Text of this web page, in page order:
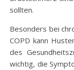
sollten.
Besonders bei
COPD kann
des
wichtig, die